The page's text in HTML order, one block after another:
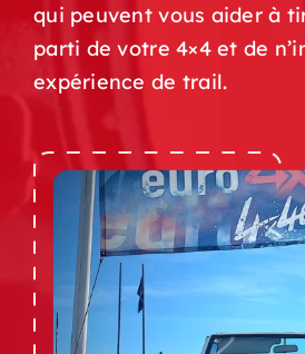
qui peuvent vous aider à
parti de votre 4×4 et de
expérience de trail.